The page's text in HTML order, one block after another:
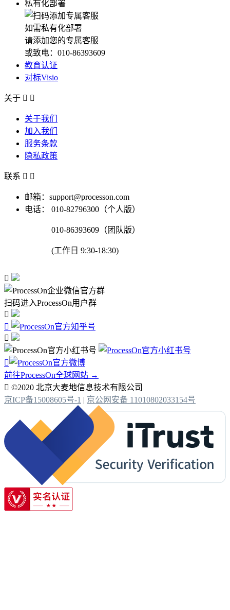
私有化部署
如需私有化部署
请添加您的专属客服
或致电：010-86393609
教育认证
对标Visio
关于  
关于我们
加入我们
服务条款
隐私政策
联系  
邮箱：support@processon.com
电话：
010-82796300（个人版）
010-86393609（团队版）
(工作日 9:30-18:30)

扫码进入ProcessOn用户群




前往ProcessOn全球网站 →
 ©2020 北京大麦地信息技术有限公司
京ICP备15008605号-1 | 京公网安备 11010802033154号